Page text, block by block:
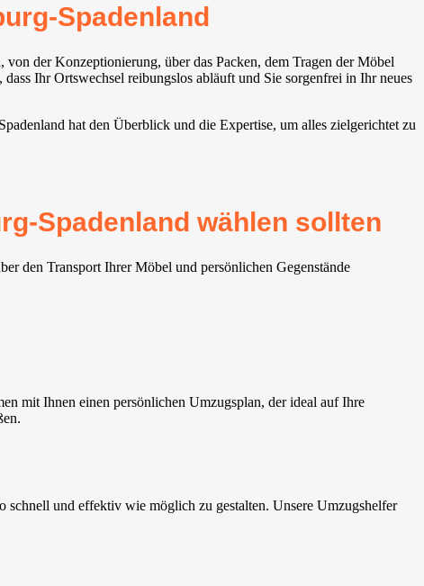
Spadenland
der Konzeptionierung, über das Packen, dem Tragen der Möbel
Ihr Ortswechsel reibungslos abläuft und Sie sorgenfrei in Ihr neues
hat den Überblick und die Expertise, um alles zielgerichtet zu
Spadenland wählen sollten
den Transport Ihrer Möbel und persönlichen Gegenstände
mit Ihnen einen persönlichen Umzugsplan, der ideal auf Ihre
und effektiv wie möglich zu gestalten. Unsere Umzugshelfer